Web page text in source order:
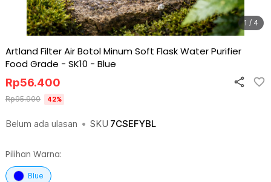
1 / 4
Artland Filter Air Botol Minum Soft Flask Water Purifier
Food Grade - SK10 - Blue
Belum ada ulasan • SKU 7CSEFYBL
Rp56.400
Rp95.900 42%
Pilihan Warna:
Blue